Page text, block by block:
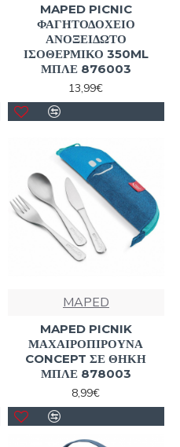
MAPED PICNIC
ΦΑΓΗΤΟΔΟΧΕΙΟ
ΑΝΟΞΕΙΔΩΤΟ
ΙΣΟΘΕΡΜΙΚΟ 350ML
ΜΠΛΕ 876003
13,99€
MAPED
MAPED PICNIK
ΜΑΧΑΙΡΟΠΙΡΟΥΝΑ
CONCEPT ΣΕ ΘΗΚΗ
ΜΠΛΕ 878003
8,99€